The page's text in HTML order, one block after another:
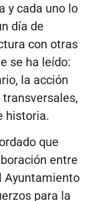
y cada uno lo
día de
con otras
se ha leído:
la acción
historia.
que
entre
Ayuntamiento
para la